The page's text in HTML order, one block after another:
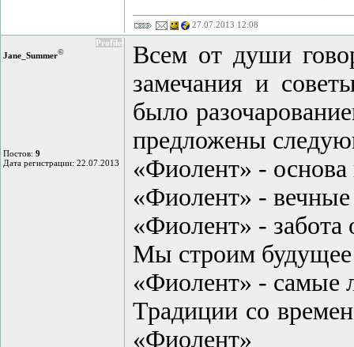
27.07.2013 12:08
Profile
Jane_Summer©
Постов: 9
Дата регистрации: 22.07.2013
Всем от души
замечания и
было
предложены
«Фиолент» -
«Фиолент» -
«Фиолент» - забота
Мы строим
«Фиолент» - самые
Традиции со
«Фиолент»